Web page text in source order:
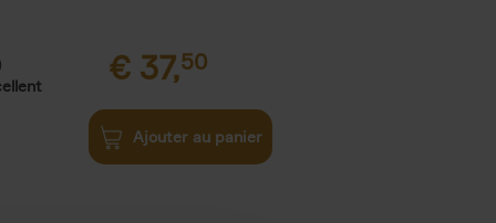
€ 37,50
Ajouter au panier